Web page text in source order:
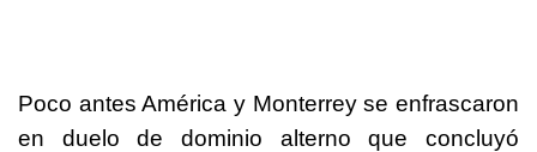
Poco antes América y Monterrey se enfrascaron
en duelo de dominio alterno que concluyó